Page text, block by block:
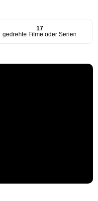
17
gedrehte Filme oder Serien